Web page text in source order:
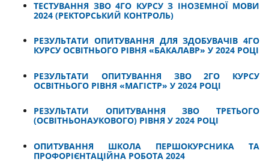
ТЕСТУВАННЯ ЗВО 4ГО КУРСУ З ІНОЗЕМНОЇ МОВИ
2024 (РЕКТОРСЬКИЙ КОНТРОЛЬ)
РЕЗУЛЬТАТИ ОПИТУВАННЯ ДЛЯ ЗДОБУВАЧІВ 4ГО
КУРСУ ОСВІТНЬОГО РІВНЯ «БАКАЛАВР» У 2024 РОЦІ
РЕЗУЛЬТАТИ ОПИТУВАННЯ ЗВО 2ГО КУРСУ
ОСВІТНЬОГО РІВНЯ «МАГІСТР» У 2024 РОЦІ
РЕЗУЛЬТАТИ ОПИТУВАННЯ ЗВО ТРЕТЬОГО
(ОСВІТНЬОНАУКОВОГО) РІВНЯ У 2024 РОЦІ
ОПИТУВАННЯ ШКОЛА ПЕРШОКУРСНИКА ТА
ПРОФОРІЄНТАЦІЙНА РОБОТА 2024